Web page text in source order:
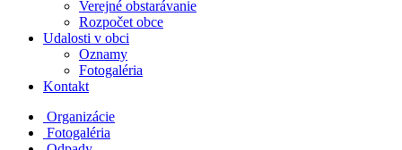
Verejné obstarávanie
Rozpočet obce
Udalosti v obci
Oznamy
Fotogaléria
Kontakt
Organizácie
Fotogaléria